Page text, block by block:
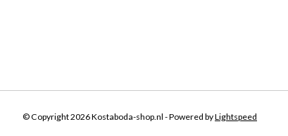
© Copyright 2026 Kostaboda-shop.nl - Powered byLightspeed